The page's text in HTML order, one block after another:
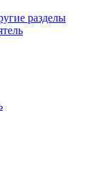
разделы